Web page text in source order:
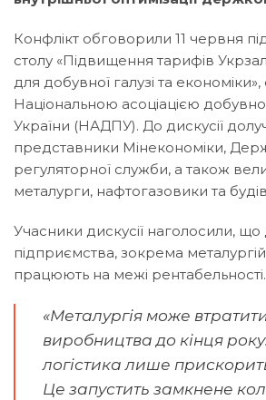
Конфлікт обговорили 11 червня
столу «Підвищення тарифів
для добувної галузі та
Національною асоціацією
України (НАДПУ). До дискусії
представники Мінекономіки,
регуляторної служби, а також
металурги, нафтогазовики та
Учасники дискусії наголосили, що
підприємства, зокрема
працюють на межі рентабельності.
«Металургія може
виробництва до кінця
логістика лише
Це запустить замкнене